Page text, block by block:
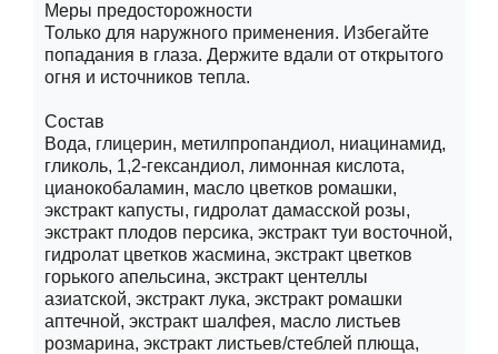
Меры предосторожности
Только для наружного применения. Избегайте
попадания в глаза. Держите вдали от открытого
огня и источников тепла.
Состав
Вода, глицерин, метилпропандиол, ниацинамид,
гликоль, 1,2-гександиол, лимонная кислота,
цианокобаламин, масло цветков ромашки,
экстракт капусты, гидролат дамасской розы,
экстракт плодов персика, экстракт туи восточной,
гидролат цветков жасмина, экстракт цветков
горького апельсина, экстракт центеллы
азиатской, экстракт лука, экстракт ромашки
аптечной, экстракт шалфея, масло листьев
розмарина, экстракт листьев/стеблей плюща,